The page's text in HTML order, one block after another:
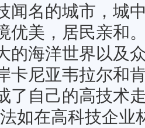
闻名的城市，城
优美，居民亲和
的海洋世界以及
卡尼亚韦拉尔和
了自己的高技术
如在高科技企业